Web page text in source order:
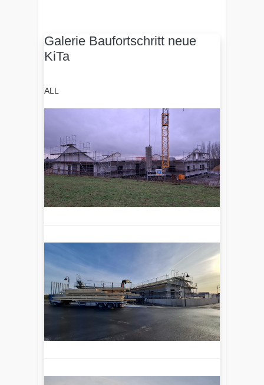
Galerie Baufortschritt neue
KiTa
ALL